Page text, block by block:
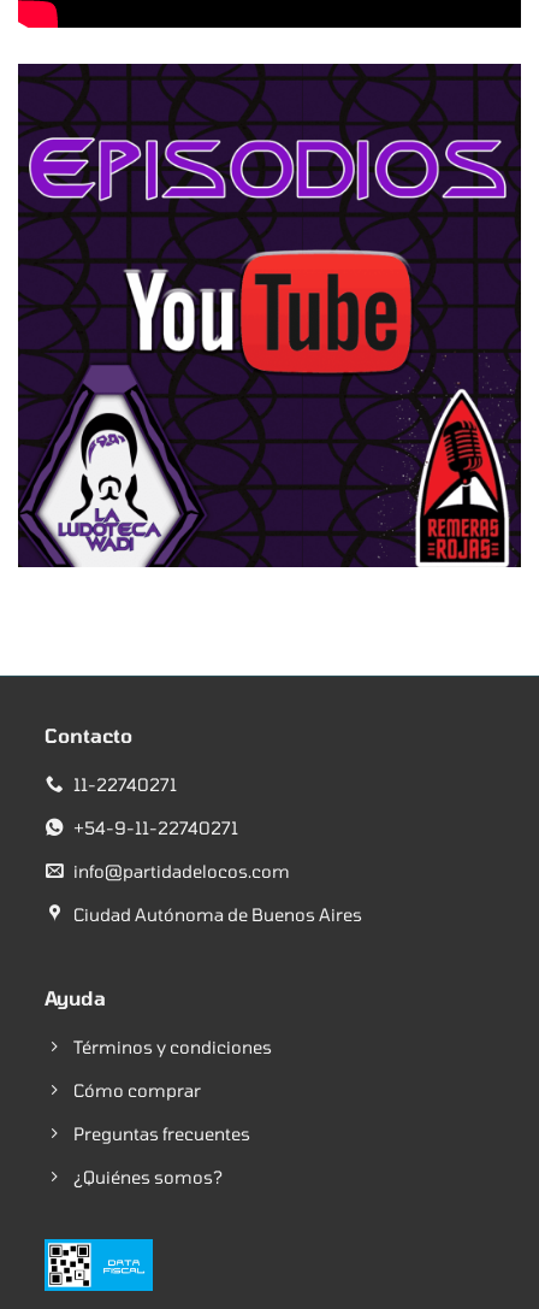
Contacto
11-22740271
+54-9-11-22740271
info@partidadelocos.com
Ciudad Autónoma de Buenos Aires
Ayuda
Términos y condiciones
Cómo comprar
Preguntas frecuentes
¿Quiénes somos?